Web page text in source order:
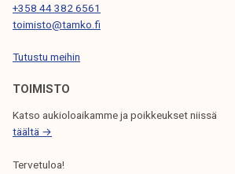
k
u
t
a
N
T
A
t
ä
y
e
n
s
+358 44 382 6561
toimisto@tamko.fi
Tutustu meihin
TOIMISTO
Katso aukioloaikamme ja poikkeukset niissä
täältä →
Tervetuloa!